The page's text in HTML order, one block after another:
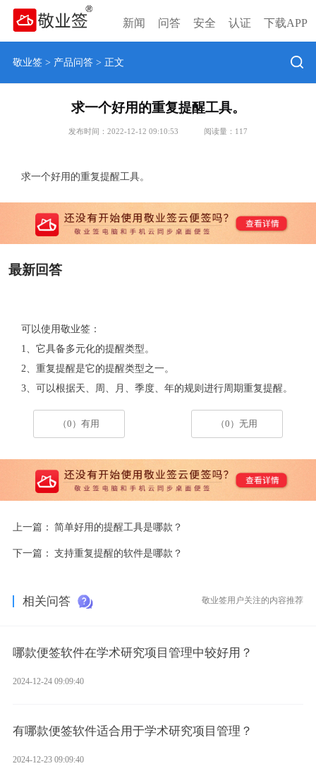
新闻 问答 安全 认证 下载APP
敬业签> 产品问答> 正文
求一个好用的重复提醒工具。
发布时间：2022-12-12 09:10:53 阅读量： 117
求一个好用的重复提醒工具。
最新回答
可以使用敬业签：
1、它具备多元化的提醒类型。
2、重复提醒是它的提醒类型之一。
3、可以根据天、周、月、季度、年的规则进行周期重复提醒。
（0）有用 （0）无用
上一篇： 简单好用的提醒工具是哪款？
下一篇： 支持重复提醒的软件是哪款？
相关问答 敬业签用户关注的内容推荐
哪款便签软件在学术研究项目管理中较好用？
2024-12-24 09:09:40
有哪款便签软件适合用于学术研究项目管理？
2024-12-23 09:09:40